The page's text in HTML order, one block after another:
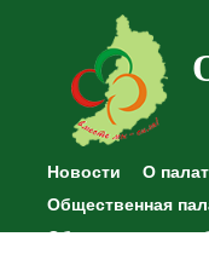
Новости О
Общественная
Общественные